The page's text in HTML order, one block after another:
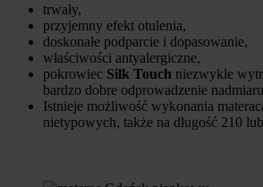
trwały,
przyjemny efekt otulenia,
doskonałe podparcie i dopasowanie,
właściwości antyalergiczne,
pokrowiec Silk Touch niezwykle
bardzo dobre odprowadzenie
Istnieje możliwość wykonania
nietypowych, także na długość 210